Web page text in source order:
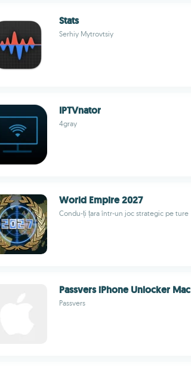
Stats
Serhiy Mytrovtsiy
IPTVnator
4gray
World Empire 2027
Condu-ți țara într-un joc strategic pe ture
Passvers iPhone Unlocker Mac
Passvers